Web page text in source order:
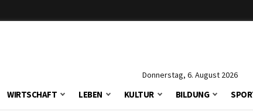
Donnerstag, 6. August 2026
WIRTSCHAFT LEBEN KULTUR BILDUNG